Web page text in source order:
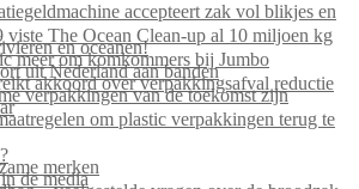
accepteert zak vol blikjes en
viste The Ocean Clean-up al 10 miljoen kg
en oceanen!
meer om komkommers bij Jumbo
uit Nederland aan banden
akkoord over verpakkingsafval reductie
verpakkingen van de toekomst zijn
om plastic verpakkingen terug te
merken
de media